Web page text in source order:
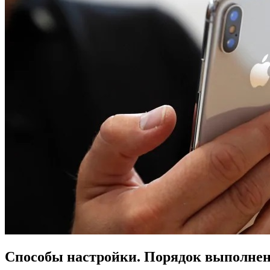
Способы настройки. Порядок